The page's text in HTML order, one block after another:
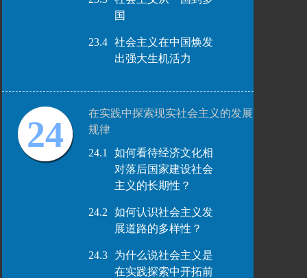
国
23.4
社会主义在中国焕发
出强大生机活力
24
在实践中探索现实社会主义的发展
规律
24.1
如何看待经济文化相
对落后国家建设社会
主义的长期性？
24.2
如何认识社会主义发
展道路的多样性？
24.3
为什么说社会主义是
在实践探索中开拓前